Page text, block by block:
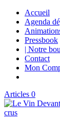
Accueil
Agenda
Pressbook
| Notre
Contact
Mon
Articles 0